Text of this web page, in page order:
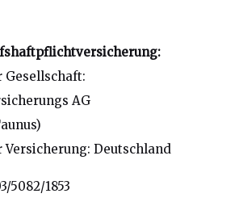
Gesellschaft:
AG
Versicherung: Deutschland
5082/1853